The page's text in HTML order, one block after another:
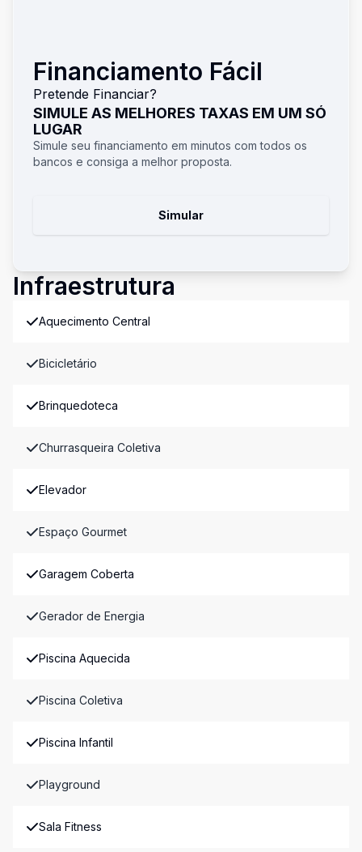
Financiamento Fácil
Pretende Financiar?
SIMULE AS MELHORES TAXAS EM UM SÓ
LUGAR
Simule seu financiamento em minutos com todos os
bancos e consiga a melhor proposta.
Simular
Infraestrutura
Aquecimento Central
Bicicletário
Brinquedoteca
Churrasqueira Coletiva
Elevador
Espaço Gourmet
Garagem Coberta
Gerador de Energia
Piscina Aquecida
Piscina Coletiva
Piscina Infantil
Playground
Sala Fitness